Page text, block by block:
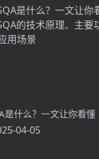
能、应用场景
是什么？一文让你看懂
的技术原理、主要功能、
04-05